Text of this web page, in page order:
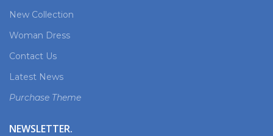
New Collection
Woman Dress
Contact Us
Latest News
Purchase Theme
NEWSLETTER.